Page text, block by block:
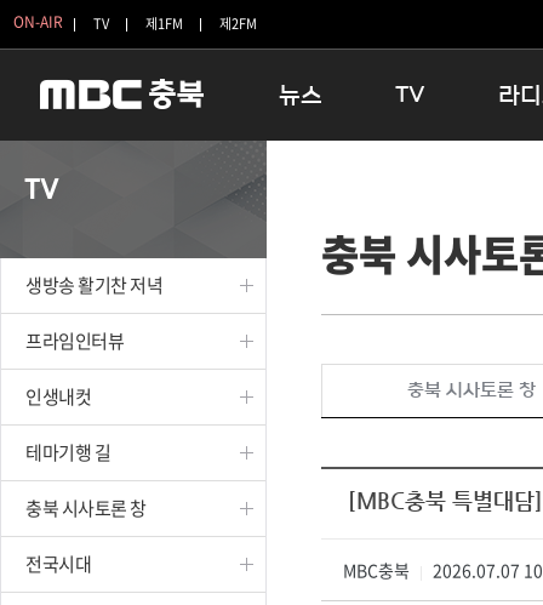
ON-AIR TV 제1FM 제2FM
뉴스
보은
옥천
TV
인생내컷
테마기행 길
시청자 FLEX
특집프로그램
종영프로그램
라
16:00
우리 고
TV
생방송 활기찬 저녁
프라임인터뷰
인생내컷
테마기행 길
충북 시사토론 창
전국시대
충북 시사토
충북 시사토론 창
[MBC충북 특별대
MBC충북 2026.07.07